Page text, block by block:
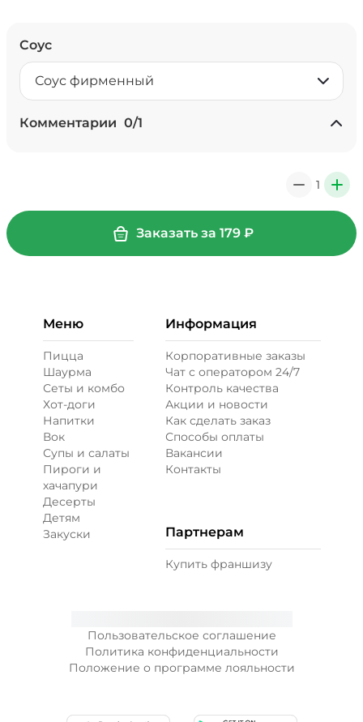
Соус
Соус фирменный
Комментарии 0/1
1 +
Заказать за 179 ₽
Пользовательское соглашение
Политика конфиденциальности
Положение о программе лояльности
Меню
Пицца
Шаурма
Сеты и комбо
Хот-доги
Напитки
Вок
Супы и салаты
Пироги и
хачапури
Десерты
Детям
Закуски
Информация
Корпоративные заказы
Чат с оператором 24/7
Контроль качества
Акции и новости
Как сделать заказ
Способы оплаты
Вакансии
Контакты
Партнерам
Купить франшизу